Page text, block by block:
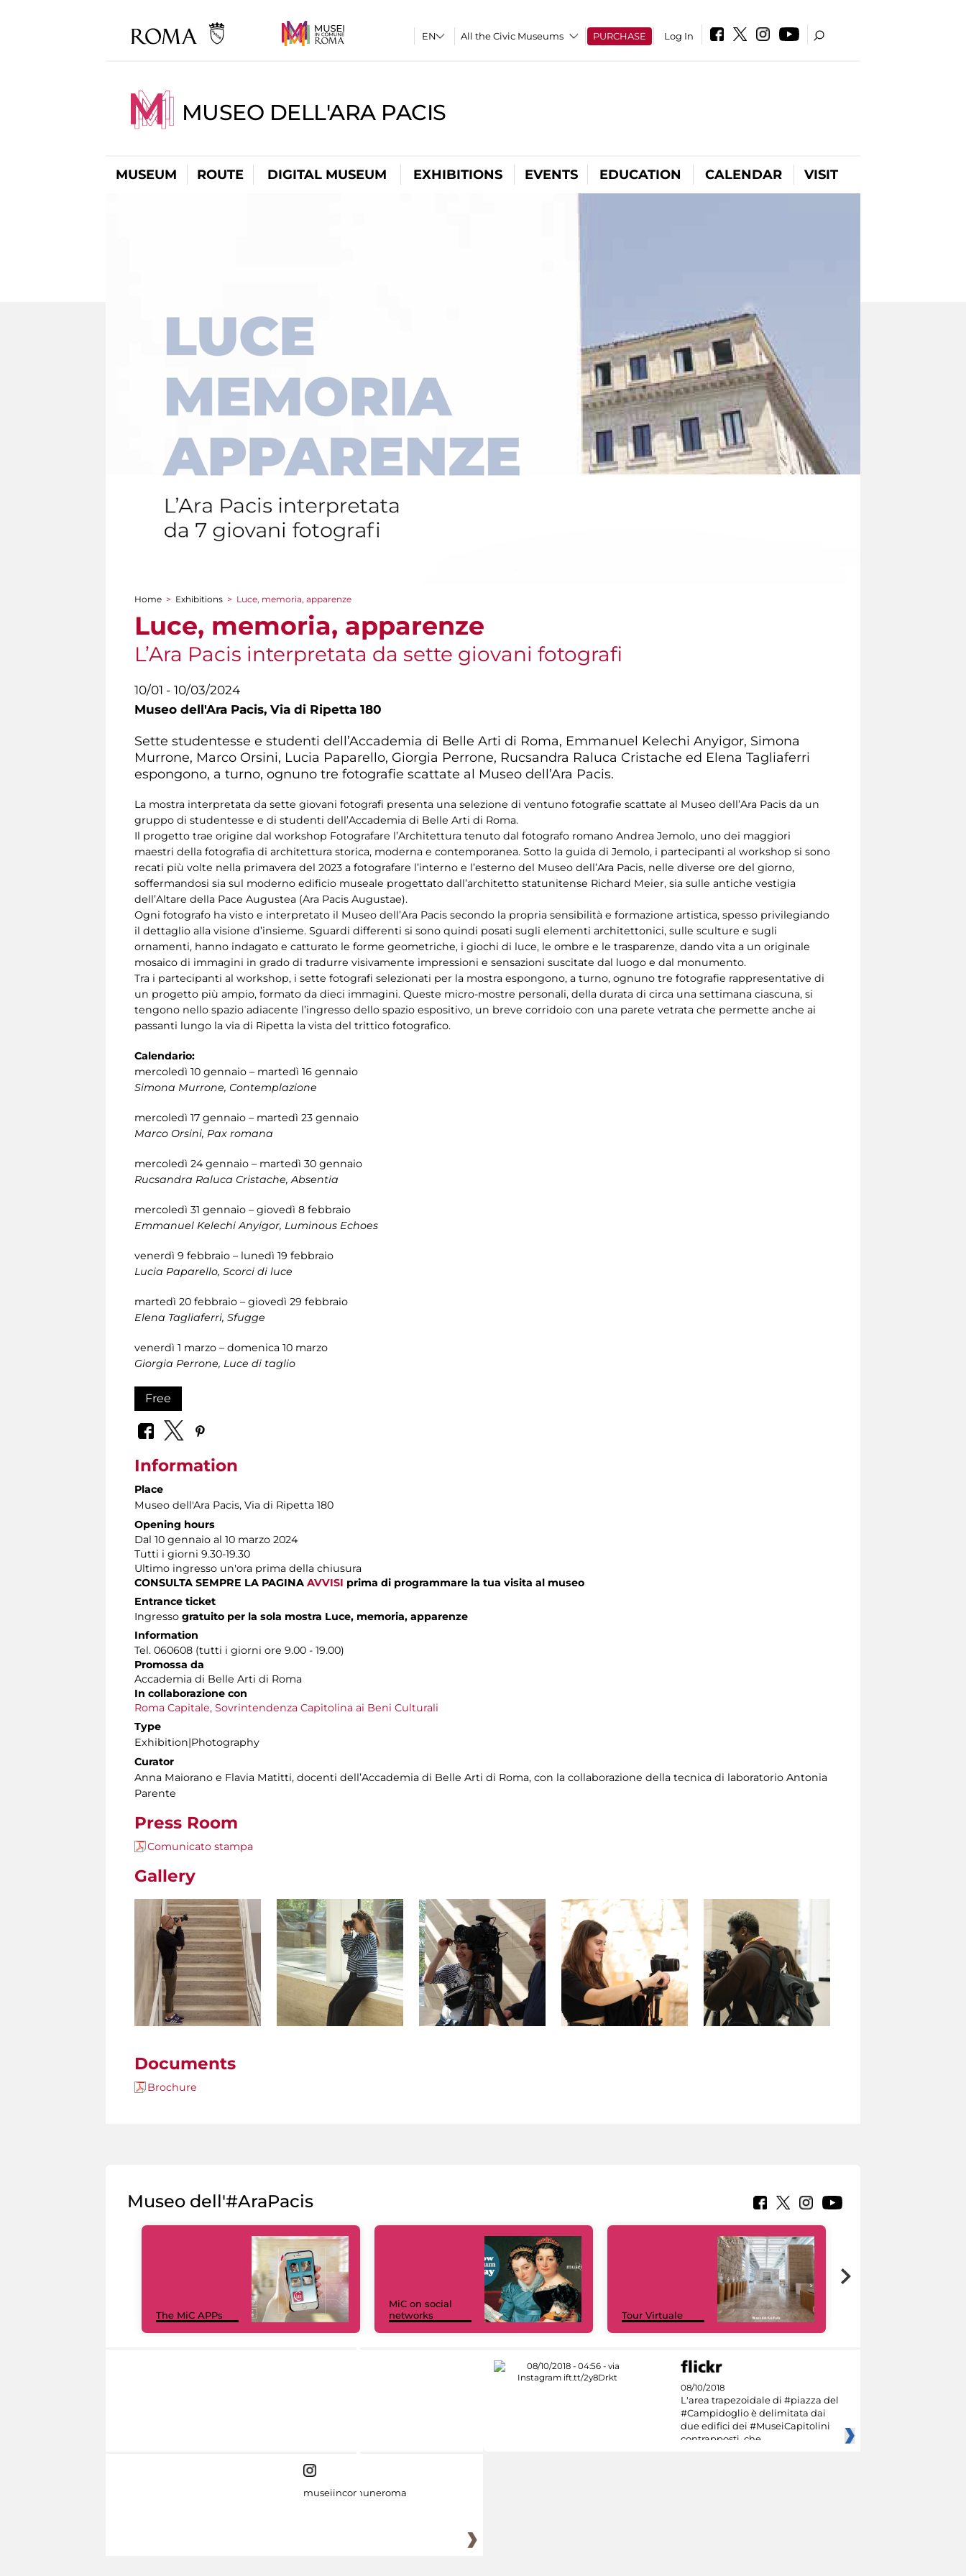
All the Civic Museums PURCHASE Log In
MUSEO DELL'ARA PACIS
MUSEUM ROUTE DIGITAL MUSEUM EXHIBITIONS EVENTS EDUCATION CALENDAR VISIT
You are here
Home > Exhibitions > Luce, memoria, apparenze
Luce, memoria, apparenze
L’Ara Pacis interpretata da sette giovani fotografi
10/01 - 10/03/2024
Museo dell'Ara Pacis, Via di Ripetta 180
Sette studentesse e studenti dell’Accademia di Belle Arti di Roma, Emmanuel Kelechi Anyigor, Simona
Murrone, Marco Orsini, Lucia Paparello, Giorgia Perrone, Rucsandra Raluca Cristache ed Elena Tagliaferri
espongono, a turno, ognuno tre fotografie scattate al Museo dell’Ara Pacis.
La mostra interpretata da sette giovani fotografi presenta una selezione di ventuno fotografie scattate al Museo dell’Ara Pacis da un
gruppo di studentesse e di studenti dell’Accademia di Belle Arti di Roma.
Il progetto trae origine dal workshop Fotografare l’Architettura tenuto dal fotografo romano Andrea Jemolo, uno dei maggiori
maestri della fotografia di architettura storica, moderna e contemporanea. Sotto la guida di Jemolo, i partecipanti al workshop si sono
recati più volte nella primavera del 2023 a fotografare l’interno e l’esterno del Museo dell’Ara Pacis, nelle diverse ore del giorno,
soffermandosi sia sul moderno edificio museale progettato dall’architetto statunitense Richard Meier, sia sulle antiche vestigia
dell’Altare della Pace Augustea (Ara Pacis Augustae).
Ogni fotografo ha visto e interpretato il Museo dell’Ara Pacis secondo la propria sensibilità e formazione artistica, spesso privilegiando
il dettaglio alla visione d’insieme. Sguardi differenti si sono quindi posati sugli elementi architettonici, sulle sculture e sugli
ornamenti, hanno indagato e catturato le forme geometriche, i giochi di luce, le ombre e le trasparenze, dando vita a un originale
mosaico di immagini in grado di tradurre visivamente impressioni e sensazioni suscitate dal luogo e dal monumento.
Tra i partecipanti al workshop, i sette fotografi selezionati per la mostra espongono, a turno, ognuno tre fotografie rappresentative di
un progetto più ampio, formato da dieci immagini. Queste micro-mostre personali, della durata di circa una settimana ciascuna, si
tengono nello spazio adiacente l’ingresso dello spazio espositivo, un breve corridoio con una parete vetrata che permette anche ai
passanti lungo la via di Ripetta la vista del trittico fotografico.
Calendario:
mercoledì 10 gennaio – martedì 16 gennaio
Simona Murrone, Contemplazione
mercoledì 17 gennaio – martedì 23 gennaio
Marco Orsini, Pax romana
mercoledì 24 gennaio – martedì 30 gennaio
Rucsandra Raluca Cristache, Absentia
mercoledì 31 gennaio – giovedì 8 febbraio
Emmanuel Kelechi Anyigor, Luminous Echoes
venerdì 9 febbraio – lunedì 19 febbraio
Lucia Paparello, Scorci di luce
martedì 20 febbraio – giovedì 29 febbraio
Elena Tagliaferri, Sfugge
venerdì 1 marzo – domenica 10 marzo
Giorgia Perrone, Luce di taglio
Free
Information
Place
Museo dell'Ara Pacis, Via di Ripetta 180
Opening hours
Dal 10 gennaio al 10 marzo 2024
Tutti i giorni 9.30-19.30
Ultimo ingresso un'ora prima della chiusura
CONSULTA SEMPRE LA PAGINA AVVISI prima di programmare la tua visita al museo
Entrance ticket
Ingresso gratuito per la sola mostra Luce, memoria, apparenze
Information
Tel. 060608 (tutti i giorni ore 9.00 - 19.00)
Promossa da
Accademia di Belle Arti di Roma
In collaborazione con
Roma Capitale, Sovrintendenza Capitolina ai Beni Culturali
Type
Exhibition|Photography
Curator
Anna Maiorano e Flavia Matitti, docenti dell’Accademia di Belle Arti di Roma, con la collaborazione della tecnica di laboratorio Antonia
Parente
Press Room
Comunicato stampa
Gallery
Documents
Brochure
Museo dell'#AraPacis
The MiC APPs
MiC on social
networks
Tour Virtuale
08/10/2018
L'area trapezoidale di #piazza del
#Campidoglio è delimitata dai
due edifici dei #MuseiCapitolini
contrapposti, che
museiincomuneroma